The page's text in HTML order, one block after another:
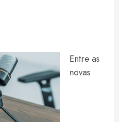
Entre as
novas